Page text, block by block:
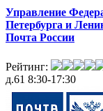
Управление
Петербурга и
Почта России
Рейтинг:
д.61 8:30-17:30